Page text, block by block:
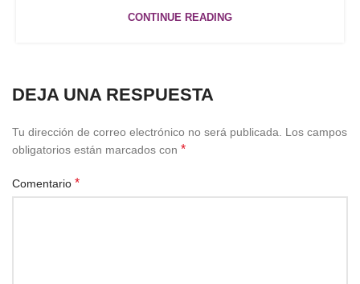
CONTINUE READING
DEJA UNA RESPUESTA
Tu dirección de correo electrónico no será publicada.
Los campos
obligatorios están marcados con *
Comentario *